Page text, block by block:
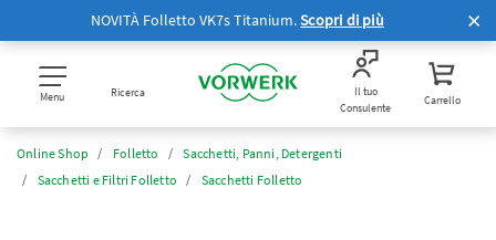
NOVITÀ Folletto VK7s Titanium.Scopri di più
Menu Ricerca
Il tuo
Consulente
Carrello
Online Shop Folletto
Sacchetti, Panni, Detergenti
Sacchetti e Filtri Folletto
Sacchetti Folletto